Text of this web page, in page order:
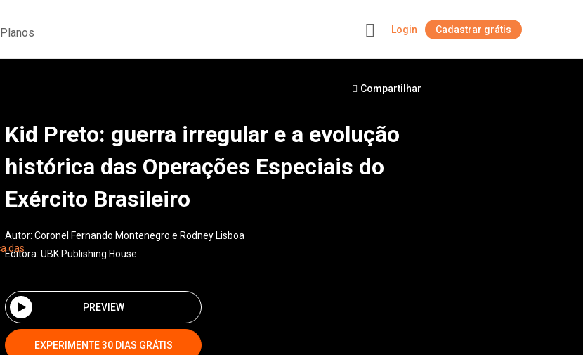
Planos Login Cadastrar grátis
Compartilhar
Kid Preto: guerra irregular e a evolução
histórica das Operações Especiais do
Exército Brasileiro
Autor: Coronel Fernando Montenegro e Rodney Lisboa
Editora: UBK Publishing House
PREVIEW
EXPERIMENTE 30 DIAS GRÁTIS